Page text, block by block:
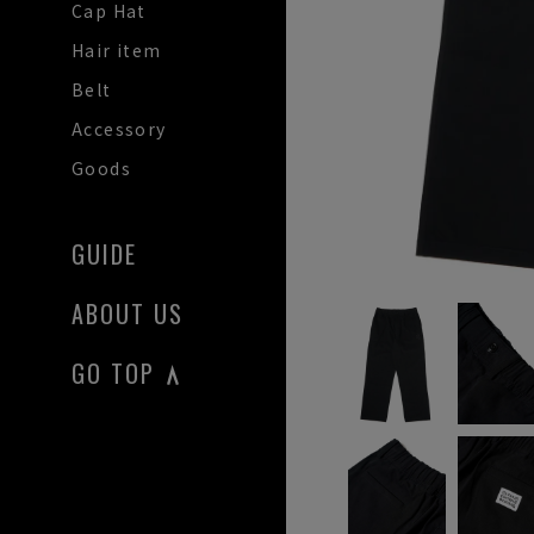
Cap Hat
Hair item
Belt
Accessory
Goods
GUIDE
ABOUT US
GO TOP